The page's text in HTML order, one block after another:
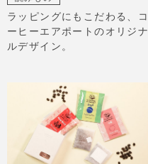
ラッピングにもこだわる、コ
ーヒーエアポートのオリジナ
ルデザイン。